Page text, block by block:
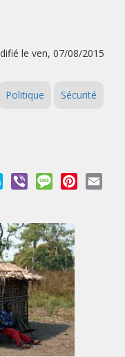
le ven, 07/08/2015
Politique Sécurité
Skype Viber MessagePinterest